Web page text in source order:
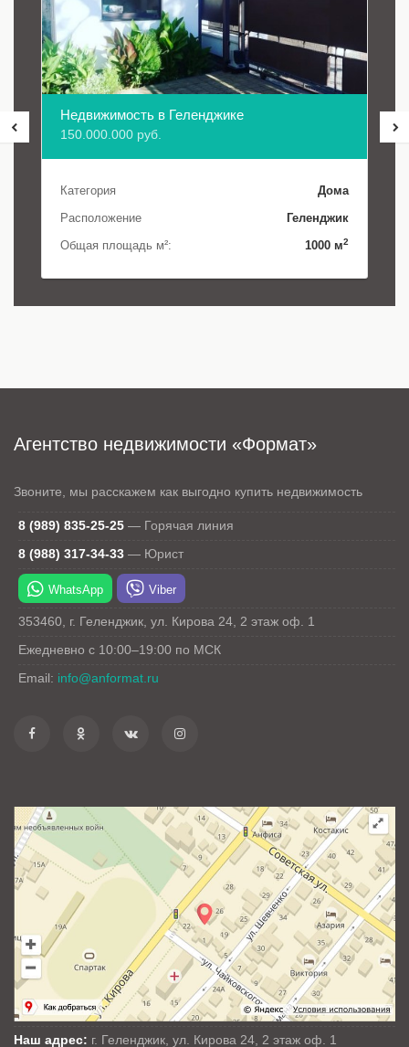
Недвижимость в Геленджике
150.000.000 руб.
Категория
Дома
Расположение
Геленджик
Общая площадь м²:
1000 м2
Агентство недвижимости «Формат»
Звоните, мы расскажем как выгодно купить недвижимость
8 (989) 835-25-25 — Горячая линия
8 (988) 317-34-33 — Юрист
WhatsApp Viber
353460, г. Геленджик, ул. Кирова 24, 2 этаж оф. 1
Ежедневно с 10:00–19:00 по МСК
Email: info@anformat.ru
Наш адрес: г. Геленджик, ул. Кирова 24, 2 этаж оф. 1